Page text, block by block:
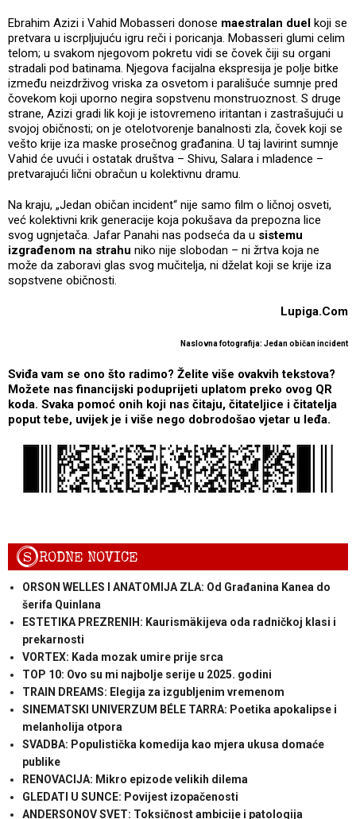
Ebrahim Azizi i Vahid Mobasseri donose maestralan duel koji se
pretvara u iscrpljujuću igru reči i poricanja. Mobasseri glumi celim
telom; u svakom njegovom pokretu vidi se čovek čiji su organi
stradali pod batinama. Njegova facijalna ekspresija je polje bitke
između neizdrživog vriska za osvetom i parališuće sumnje pred
čovekom koji uporno negira sopstvenu monstruoznost. S druge
strane, Azizi gradi lik koji je istovremeno iritantan i zastrašujući u
svojoj običnosti; on je otelotvorenje banalnosti zla, čovek koji se
vešto krije iza maske prosečnog građanina. U taj lavirint sumnje
Vahid će uvući i ostatak društva – Shivu, Salara i mladence –
pretvarajući lični obračun u kolektivnu dramu.
Na kraju, „Jedan običan incident“ nije samo film o ličnoj osveti,
već kolektivni krik generacije koja pokušava da prepozna lice
svog ugnjetača. Jafar Panahi nas podseća da u sistemu
izgrađenom na strahu niko nije slobodan – ni žrtva koja ne
može da zaboravi glas svog mučitelja, ni dželat koji se krije iza
sopstvene običnosti.
Lupiga.Com
Naslovna fotografija: Jedan običan incident
Sviđa vam se ono što radimo? Želite više ovakvih tekstova?
Možete nas financijski poduprijeti uplatom preko ovog QR
koda. Svaka pomoć onih koji nas čitaju, čitateljice i čitatelja
poput tebe, uvijek je i više nego dobrodošao vjetar u leđa.
SRODNE NOVICE
ORSON WELLES I ANATOMIJA ZLA: Od Građanina Kanea do
šerifa Quinlana
ESTETIKA PREZRENIH: Kaurismäkijeva oda radničkoj klasi i
prekarnosti
VORTEX: Kada mozak umire prije srca
TOP 10: Ovo su mi najbolje serije u 2025. godini
TRAIN DREAMS: Elegija za izgubljenim vremenom
SINEMATSKI UNIVERZUM BÉLE TARRA: Poetika apokalipse i
melanholija otpora
SVADBA: Populistička komedija kao mjera ukusa domaće
publike
RENOVACIJA: Mikro epizode velikih dilema
GLEDATI U SUNCE: Povijest izopačenosti
ANDERSONOV SVET: Toksičnost ambicije i patologija